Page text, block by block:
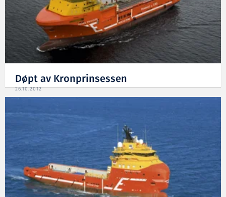
Døpt av Kronprinsessen
26.10.2012